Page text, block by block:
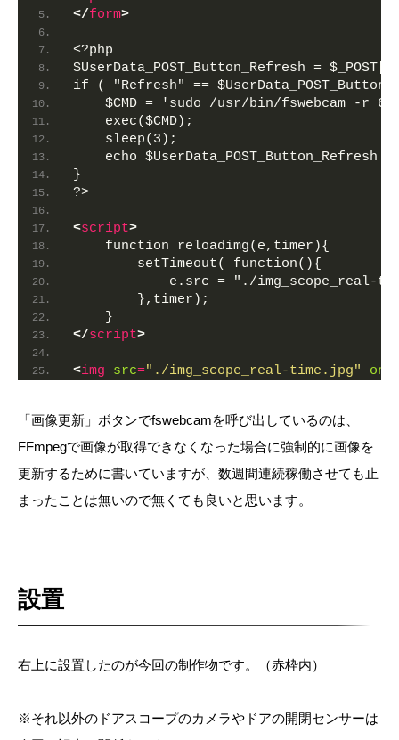
</form>
<?php
$UserData_POST_Button_Refresh =
if ( "Refresh" ==
$CMD = 'sudo /usr/bin/fswebcam -r
    exec($CMD);
    sleep(3);
echo $UserData_POST_Button_Refresh
}
?>
<script>
    function reloadimg(e,timer){
        setTimeout( function(){
e.src = "./img_scope_real-
        },timer);
    }
</script>
<img src="./img_scope_real-time.jpg"
「画像更新」ボタンでfswebcamを呼び出しているのは、
FFmpegで画像が取得できなくなった場合に強制的に画像を
更新するために書いていますが、数週間連続稼働させても止
まったことは無いので無くても良いと思います。
設置
右上に設置したのが今回の制作物です。（赤枠内）
※それ以外のドアスコープのカメラやドアの開閉センサーは